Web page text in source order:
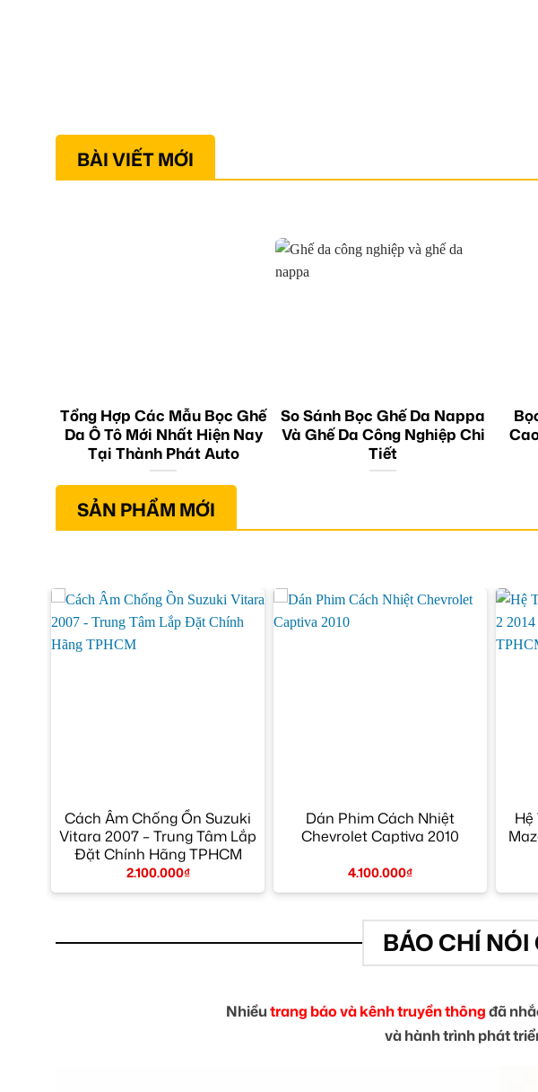
BÀI VIẾT MỚI
Tổng Hợp Các Mẫu Bọc Ghế
Da Ô Tô Mới Nhất Hiện Nay
Tại Thành Phát Auto
So Sánh Bọc Ghế Da Nappa
Và Ghế Da Công Nghiệp Chi
Tiết
SẢN PHẨM MỚI
Cách Âm Chống Ồn Suzuki
Vitara 2007 – Trung Tâm Lắp
Đặt Chính Hãng TPHCM
2.100.000₫
Dán Phim Cách Nhiệt
Chevrolet Captiva 2010
4.100.000₫
BÁO CHÍ NÓI
Nhiềutrang báo và kênh truyền thôngđã
và hành trình phát